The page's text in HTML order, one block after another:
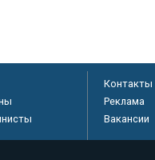
Контакты
Реклама
Вакансии